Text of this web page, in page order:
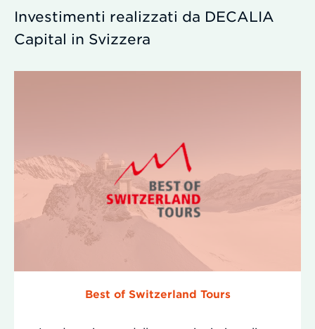
Investimenti realizzati da DECALIA
Capital in Svizzera
Best of Switzerland Tours